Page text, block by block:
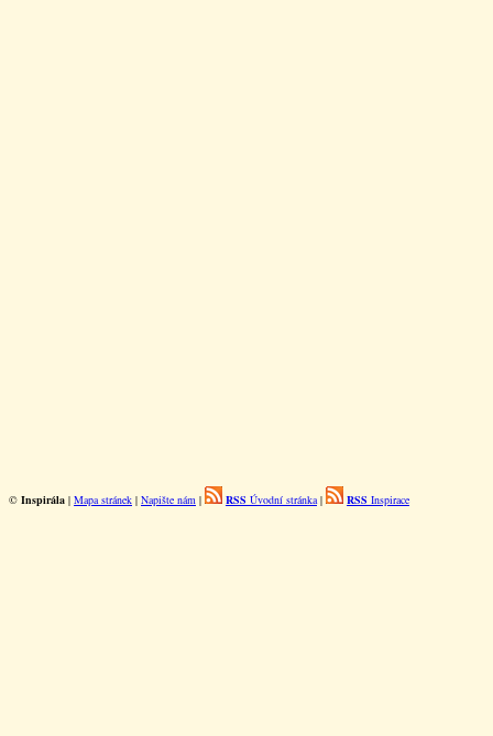
© Inspirála | Mapa stránek | Napište nám | RSS Úvodní stránka| RSS Inspirace